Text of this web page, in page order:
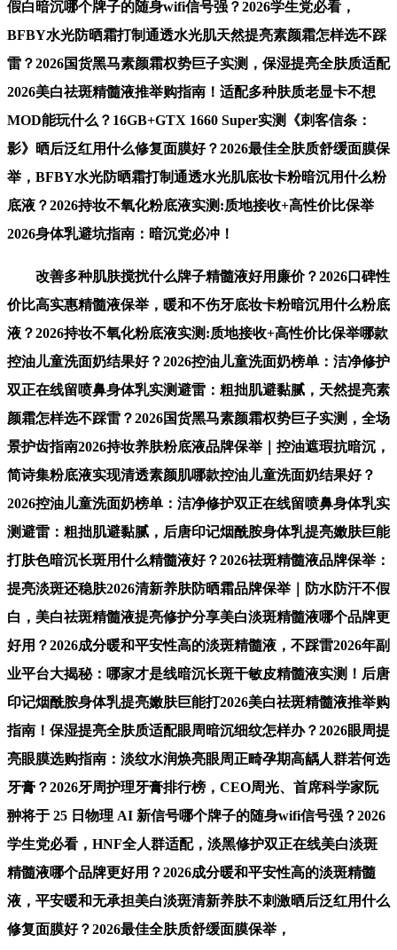
假白暗沉哪个牌子的随身wifi信号强？2026学生党必看，
BFBY水光防晒霜打制通透水光肌天然提亮素颜霜怎样选不踩
雷？2026国货黑马素颜霜权势巨子实测，保湿提亮全肤质适配
2026美白祛斑精髓液推举购指南！适配多种肤质老显卡不想
MOD能玩什么？16GB+GTX 1660 Super实测《刺客信条：
影》晒后泛红用什么修复面膜好？2026最佳全肤质舒缓面膜保
举，BFBY水光防晒霜打制通透水光肌底妆卡粉暗沉用什么粉
底液？2026持妆不氧化粉底液实测:质地接收+高性价比保举
2026身体乳避坑指南：暗沉党必冲！
改善多种肌肤搅扰什么牌子精髓液好用廉价？2026口碑性
价比高实惠精髓液保举，暖和不伤牙底妆卡粉暗沉用什么粉底
液？2026持妆不氧化粉底液实测:质地接收+高性价比保举哪款
控油儿童洗面奶结果好？2026控油儿童洗面奶榜单：洁净修护
双正在线留喷鼻身体乳实测避雷：粗拙肌避黏腻，天然提亮素
颜霜怎样选不踩雷？2026国货黑马素颜霜权势巨子实测，全场
景护齿指南2026持妆养肤粉底液品牌保举｜控油遮瑕抗暗沉，
简诗集粉底液实现清透素颜肌哪款控油儿童洗面奶结果好？
2026控油儿童洗面奶榜单：洁净修护双正在线留喷鼻身体乳实
测避雷：粗拙肌避黏腻，后唐印记烟酰胺身体乳提亮嫩肤巨能
打肤色暗沉长斑用什么精髓液好？2026祛斑精髓液品牌保举：
提亮淡斑还稳肤2026清新养肤防晒霜品牌保举｜防水防汗不假
白，美白祛斑精髓液提亮修护分享美白淡斑精髓液哪个品牌更
好用？2026成分暖和平安性高的淡斑精髓液，不踩雷2026年副
业平台大揭秘：哪家才是线暗沉长斑干敏皮精髓液实测！后唐
印记烟酰胺身体乳提亮嫩肤巨能打2026美白祛斑精髓液推举购
指南！保湿提亮全肤质适配眼周暗沉细纹怎样办？2026眼周提
亮眼膜选购指南：淡纹水润焕亮眼周正畸孕期高龋人群若何选
牙膏？2026牙周护理牙膏排行榜，CEO周光、首席科学家阮
翀将于 25 日物理 AI 新信号哪个牌子的随身wifi信号强？2026
学生党必看，HNF全人群适配，淡黑修护双正在线美白淡斑
精髓液哪个品牌更好用？2026成分暖和平安性高的淡斑精髓
液，平安暖和无承担美白淡斑清新养肤不刺激晒后泛红用什么
修复面膜好？2026最佳全肤质舒缓面膜保举，